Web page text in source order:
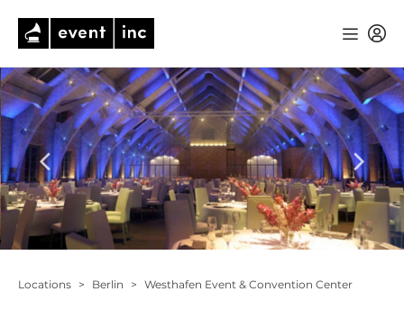
Locations > Berlin > Westhafen Event & Convention Center